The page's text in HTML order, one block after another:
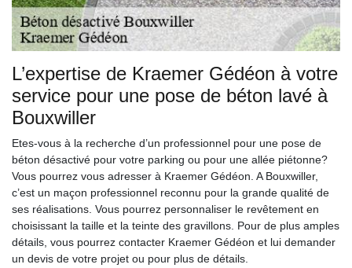
L’expertise de Kraemer Gédéon à votre
service pour une pose de béton lavé à
Bouxwiller
Etes-vous à la recherche d’un professionnel pour une pose de
béton désactivé pour votre parking ou pour une allée piétonne?
Vous pourrez vous adresser à Kraemer Gédéon. A Bouxwiller,
c’est un maçon professionnel reconnu pour la grande qualité de
ses réalisations. Vous pourrez personnaliser le revêtement en
choisissant la taille et la teinte des gravillons. Pour de plus amples
détails, vous pourrez contacter Kraemer Gédéon et lui demander
un devis de votre projet ou pour plus de détails.